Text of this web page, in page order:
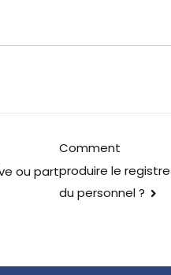
ou part
Comment
produire le registre
du personnel ?